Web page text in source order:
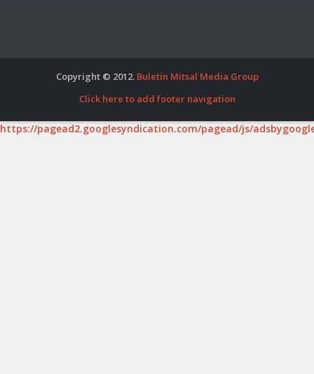
Copyright © 2012. Buletin Mitsal Media Group
Click here to add footer navigation
https://pagead2.googlesyndication.com/pagead/js/